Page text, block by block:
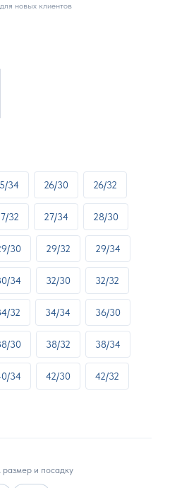
новых клиентов
34 26/30 26/32
32 27/34 28/30
30 29/32 29/34
34 32/30 32/32
32 34/34 36/30
30 38/32 38/34
34 42/30 42/32
и посадку